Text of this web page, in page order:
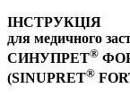
ІНСТРУКЦІЯ
для медичного
СИНУПРЕТ®
(SINUPRET®